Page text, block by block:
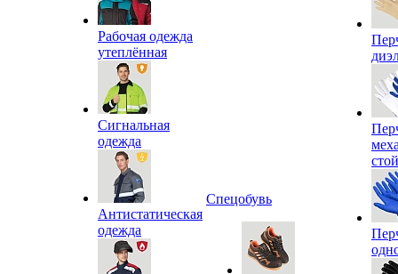
Рабочая одежда
утеплённая
Сигнальная
одежда
Антистатическая
одежда
Спецобувь